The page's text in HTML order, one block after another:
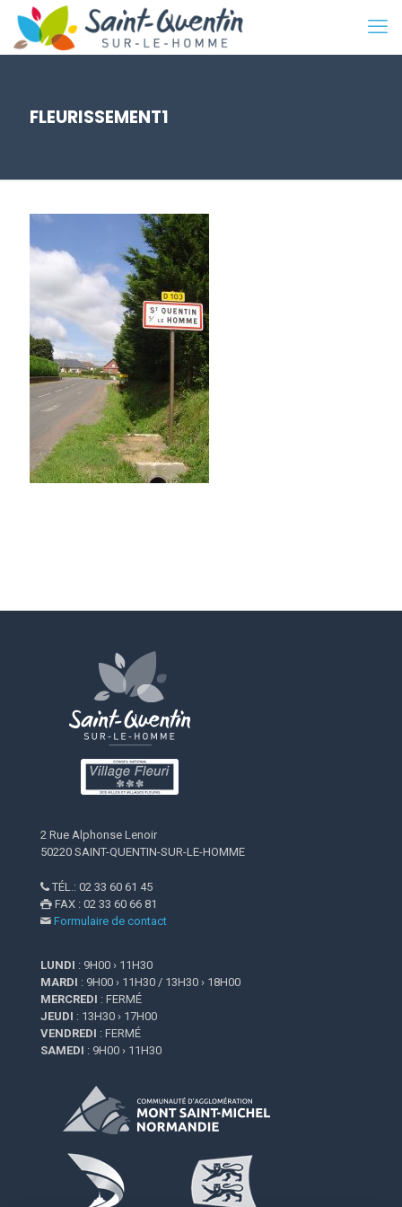
FLEURISSEMENT1
2 Rue Alphonse Lenoir
50220 SAINT-QUENTIN-SUR-LE-HOMME
 TÉL.: 02 33 60 61 45
 FAX : 02 33 60 66 81
 Formulaire de contact
LUNDI : 9H00 › 11H30
MARDI : 9H00 › 11H30 / 13H30 › 18H00
MERCREDI : FERMÉ
JEUDI : 13H30 › 17H00
VENDREDI : FERMÉ
SAMEDI : 9H00 › 11H30